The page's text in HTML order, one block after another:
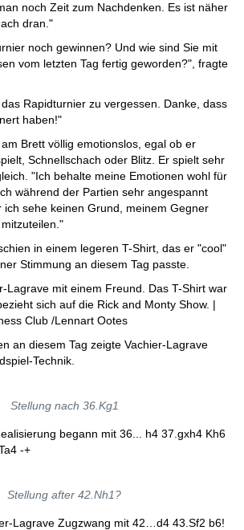
noch Zeit zum Nachdenken. Es ist näher
dran."
noch gewinnen? Und wie sind Sie mit
vom letzten Tag fertig geworden?", fragte
Rapidturnier zu vergessen. Danke, dass
haben!"
Brett völlig emotionslos, egal ob er
Schnellschach oder Blitz. Er spielt sehr
"Ich behalte meine Emotionen wohl für
während der Partien sehr angespannt
ich sehe keinen Grund, meinem Gegner
in einem legeren T-Shirt, das er "cool"
Stimmung an diesem Tag passte.
Lagrave mit einem Freund. Das T-Shirt war
sich auf die Rick and Monty Show. |
Club /Lennart Ootes
an diesem Tag zeigte Vachier-Lagrave
Technik.
Stellung nach 36.Kg1
begann mit 36... h4 37.gxh4 Kh6
-+
Stellung after 42.Nh1?
Lagrave Zugzwang mit 42…d4 43.Sf2 b6!